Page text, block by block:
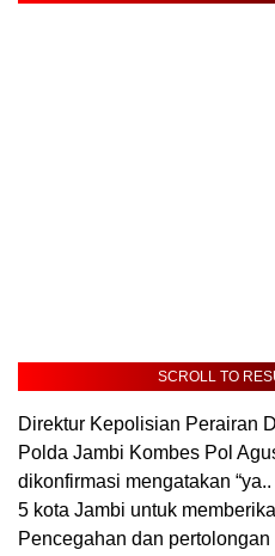
SCROLL TO
Direktur Kepolisian Perairan
Polda Jambi Kombes Pol
dikonfirmasi mengatakan
5 kota Jambi untuk
Pencegahan dan